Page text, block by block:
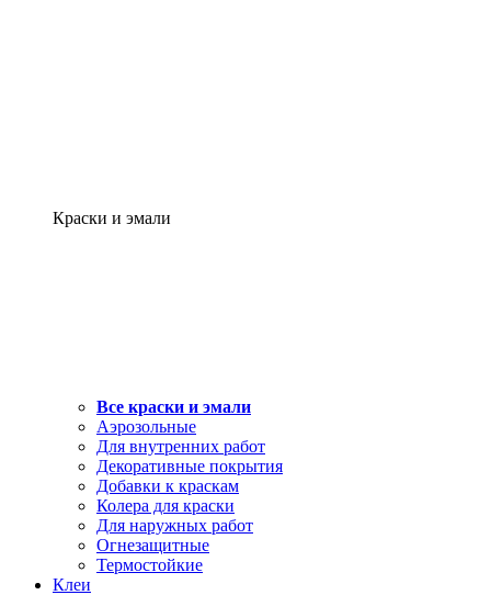
Краски и эмали
Все краски и эмали
Аэрозольные
Для внутренних работ
Декоративные покрытия
Добавки к краскам
Колера для краски
Для наружных работ
Огнезащитные
Термостойкие
Клеи